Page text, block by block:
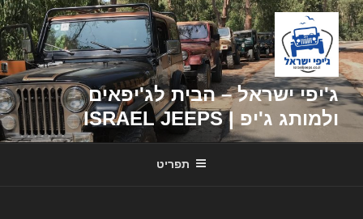
דילוג
לתוכן
ג'יפי ישראל – הבית לג'יפאים
ולמותג ג'יפ | ISRAEL JEEPS
תפריט